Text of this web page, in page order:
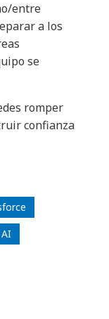
entre
a los
se
romper
confianza